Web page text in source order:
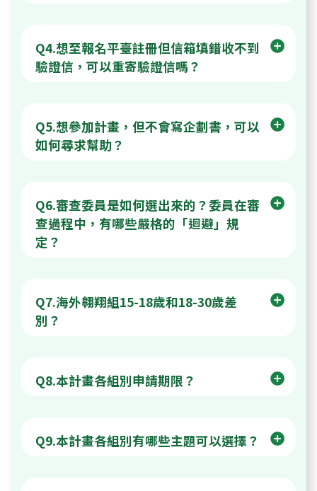
Q4.想至報名平臺註冊但信箱填錯收不到
驗證信，可以重寄驗證信嗎？
Q5.想參加計畫，但不會寫企劃書，可以
如何尋求幫助？
Q6.審查委員是如何選出來的？委員在審
查過程中，有哪些嚴格的「迴避」規
定？
Q7.海外翱翔組15-18歲和18-30歲差
別？
Q8.本計畫各組別申請期限？
Q9.本計畫各組別有哪些主題可以選擇？